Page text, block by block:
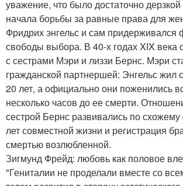
уважение, что было достаточно
начала борьбы за равные права для
Фридрих энгельс и сам
свободы выбора. В 40-х годах XIX века
с сестрами Мэри и лиззи Бернс. Мэри
гражданской партнершей: Энгельс жил
20 лет, а официально они поженились
несколько часов до ее смерти.
сестрой Бернс развивались по
лет совместной жизни и регистрация
смертью возлюбленной.
Зигмунд Фрейд: любовь как половое
"Гениталии не проделали вместе со